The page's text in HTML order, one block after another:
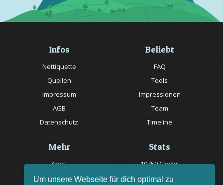
Um unsere Webseite für dich optimal zu
Infos
Nettiquette
Quellen
Impressum
AGB
Datenschutz
Beliebt
FAQ
Tools
Impressionen
Team
Timeline
Mehr
Apps
Jobs
Stats
10750 Geeks
20057 Rätsel online